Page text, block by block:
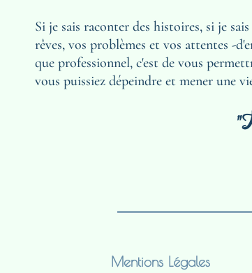
Si je sais raconter des histoires, si je
rêves, vos problèmes et vos attentes -
que professionnel, c'est de vous
vous puissiez dépeindre et mener une
Mentions Légales